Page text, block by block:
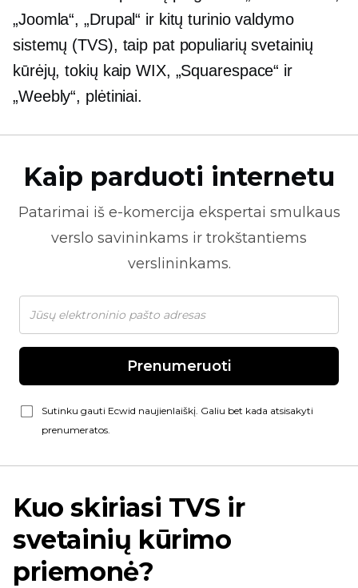
„Joomla“, „Drupal“ ir kitų turinio valdymo
sistemų (TVS), taip pat populiarių svetainių
kūrėjų, tokių kaip WIX, „Squarespace“ ir
„Weebly“, plėtiniai.
Kaip parduoti internetu
Patarimai iš e-komercija ekspertai smulkaus
verslo savininkams ir trokštantiems
verslininkams.
Prenumeruoti
Sutinku gauti Ecwid naujienlaiškį. Galiu bet kada atsisakyti
prenumeratos.
Kuo skiriasi TVS ir
svetainių kūrimo
priemonė?